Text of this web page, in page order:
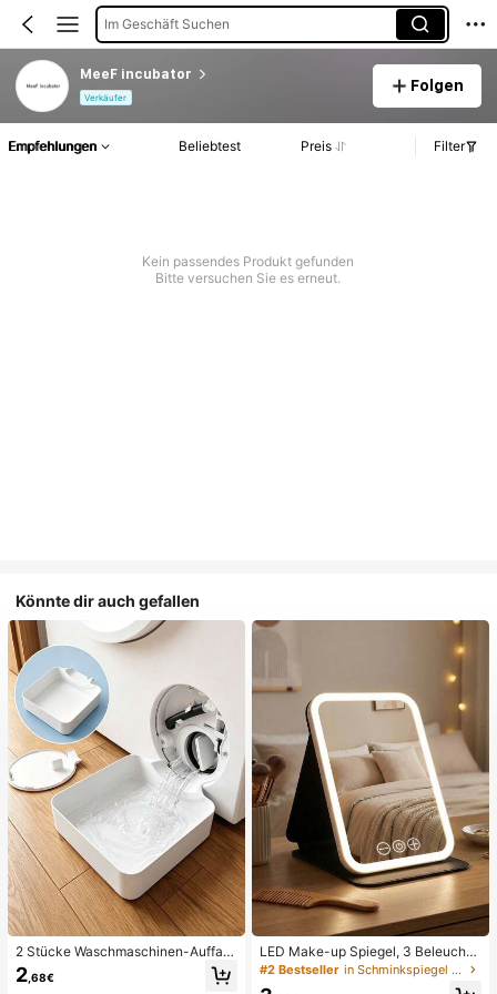
Im Geschäft Suchen
MeeF incubator
Verkäufer
Folgen
Empfehlungen Beliebtest Preis Filter
Kein passendes Produkt gefunden
Bitte versuchen Sie es erneut.
Könnte dir auch gefallen
2 Stücke Waschmaschinen-Auffan
gwanne Tropfschale, wasserdichte
Bodenschutzmatte für Waschraum,
2 ,68€
LED Make-up Spiegel, 3 Beleuchtu
ngsmodi, einstellbare Helligkeit, tra
gbares faltbares Design, geeignet f
#2 Bestseller in Schminkspiegel & Duschspiegel